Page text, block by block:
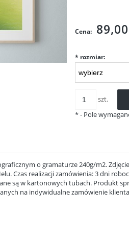
Cena
kosztów
Cena:
* rozmiar:
szt.
*- Pole
o gramaturze 240g/m2.
Czas realizacji zamówienia: 3 dni
są w kartonowych tubach. Produkt
na indywidualne zamówienie